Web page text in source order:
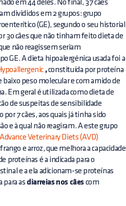
em 44 deles. No final, 37 cães
divididos em 2 grupos: grupo
(GE), segundo o seu historial
30 cães que não tinham feito dieta de
não reagissem seriam
GE. A dieta hipoalergénica usada foi a
,constituída por proteína
baixo peso molecular e com amido de
Em geral é utilizada como dieta de
de suspeitas de sensibilidade
7 cães, aos quais já tinha sido
e à qual não reagiram. A este grupo
Advance Veterinary Diets (AVD)
e arroz, que melhora a capacidade
proteínas é a indicada para o
e a ela adicionam-se proteínas
para as diarreias nos cães com